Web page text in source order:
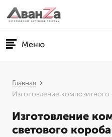
Меню
Главная
Изготовление
Изготовление
светового